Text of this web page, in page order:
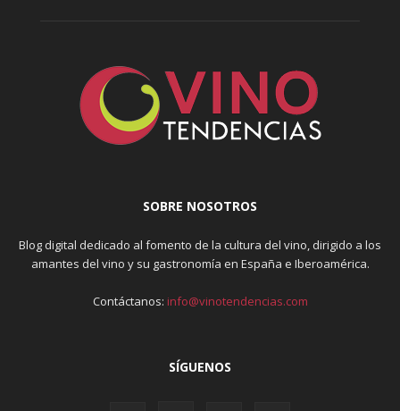
SOBRE NOSOTROS
Blog digital dedicado al fomento de la cultura del vino, dirigido a los
amantes del vino y su gastronomía en España e Iberoamérica.
Contáctanos: info@vinotendencias.com
SÍGUENOS